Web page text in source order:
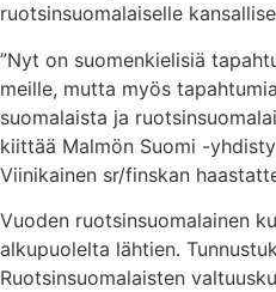
ruotsinsuomalaiselle
”Nyt on suomenkielisiä
meille, mutta myös
suomalaista ja
kiittää Malmön Suomi -
Viinikainen sr/finskan
Vuoden ruotsinsuomalainen
alkupuolelta lähtien.
Ruotsinsuomalaisten